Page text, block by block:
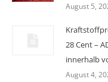
August 5,
28 Cent –
innerhalb
August 4,